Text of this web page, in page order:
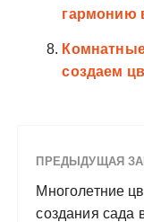
гармонию
создаем
ПРЕДЫДУЩАЯ
Многолетние
создания сада